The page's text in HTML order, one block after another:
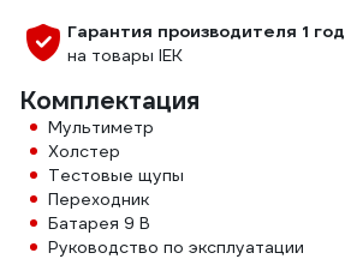
Гарантия производителя 1 год
на товары IEK
Комплектация
Мультиметр
Холстер
Тестовые щупы
Переходник
Батарея 9 В
Руководство по эксплуатации